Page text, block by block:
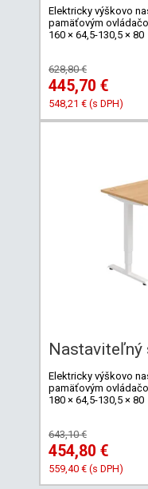
Elektricky výškovo
pamäťovým
160 × 64,5-130,5 × 80
628,80 €
445,70 €
548,21 € (s DPH)
Nastaviteľný
Elektricky výškovo
pamäťovým
180 × 64,5-130,5 × 80
643,10 €
454,80 €
559,40 € (s DPH)